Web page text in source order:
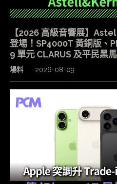
【2026 高級音響展】
登場！SP4000T 黃銅版、
9 單元 CLARUS 及平民黑
場料 2026-08-09